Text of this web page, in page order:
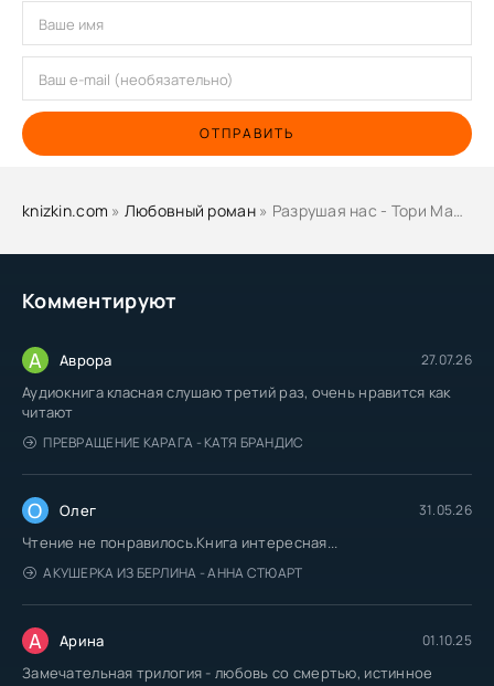
Комментируют
А Аврора 27.07.26
Аудиокнига класная слушаю третий раз, очень нравится как
читают
ПРЕВРАЩЕНИЕ КАРАГА - КАТЯ БРАНДИС
О Олег 31.05.26
Чтение не понравилось.Книга интересная...
АКУШЕРКА ИЗ БЕРЛИНА - АННА СТЮАРТ
А Арина 01.10.25
Замечательная трилогия - любовь со смертью, истинное
ОТПРАВИТЬ
knizkin.com » Любовный роман» Разрушая нас - Тори Майрон